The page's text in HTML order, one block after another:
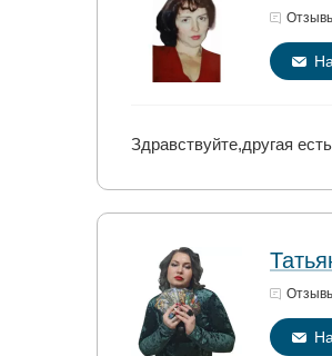
Здравствуйте,другая